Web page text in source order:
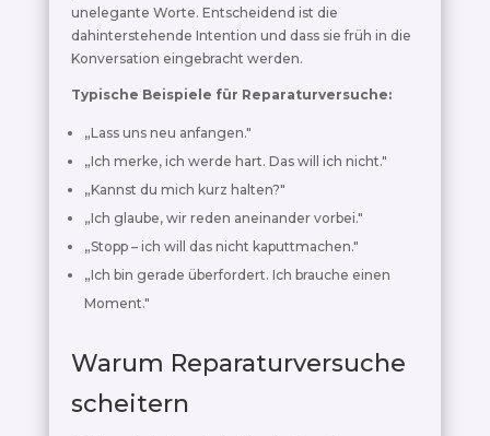
unelegante Worte. Entscheidend ist die
dahinterstehende Intention und dass sie früh in die
Konversation eingebracht werden.
Typische Beispiele für Reparaturversuche:
„Lass uns neu anfangen."
„Ich merke, ich werde hart. Das will ich nicht."
„Kannst du mich kurz halten?"
„Ich glaube, wir reden aneinander vorbei."
„Stopp – ich will das nicht kaputtmachen."
„Ich bin gerade überfordert. Ich brauche einen
Moment."
Warum Reparaturversuche
scheitern